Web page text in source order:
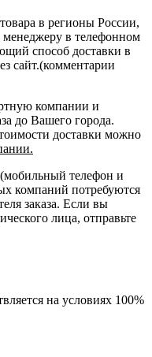
в регионы России,
менеджеру в телефонном
способ доставки в
сайт.(комментарии
компании и
до Вашего города.
доставки можно
(мобильный телефон и
компаний потребуются
заказа. Если вы
лица, отправьте
на условиях 100%